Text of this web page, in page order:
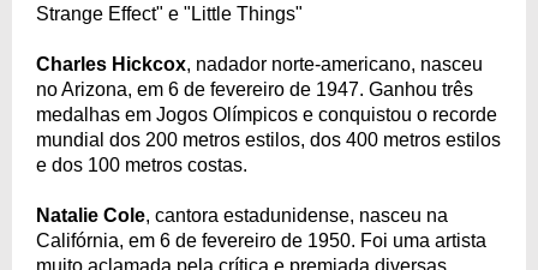
Strange Effect" e "Little Things"
Charles Hickcox, nadador norte-americano, nasceu
no Arizona, em 6 de fevereiro de 1947. Ganhou três
medalhas em Jogos Olímpicos e conquistou o recorde
mundial dos 200 metros estilos, dos 400 metros estilos
e dos 100 metros costas.
Natalie Cole, cantora estadunidense, nasceu na
Califórnia, em 6 de fevereiro de 1950. Foi uma artista
muito aclamada pela crítica e premiada diversas